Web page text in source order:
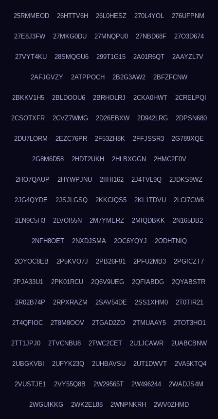
25RMMEOD 26HTTV6H 26L0HESZ 270L4YOL 276UFPNM
27E8J3FW 27MKG0DU 27MNQPU0 27NBD68F 27O3D674
27VYT4KU 28SMQGU6 299T1G15 2A01R6QT 2AAYZL7V
2AFJGVZY 2ATPPOCH 2B2G3AW2 2BFZFCNW
2BKKV1H5 2BLDOOU6 2BRHOLRJ 2CKA0HWT 2CRELPQI
2CSOTXFR 2CVZ7WMG 2D26EBXW 2D942LRG 2DPSN680
2DU7LORM 2EZC76PR 2F53ZH8K 2FFJSSR3 2G789XQE
2G8M6D58 2HDT2UKH 2HLBXGGN 2HMC2F0V
2HO7QAUP 2HYWPJNU 2IIHI162 2J4TVL9Q 2JDKS9WZ
2JG4QYDE 2JSJLGSQ 2KKCIQS5 2KL1TDVU 2LCI7CW6
2LN9C5H3 2LVOI55N 2M7YMERZ 2MIQDBKK 2N165DB2
2NFH8OET 2NXDJSMA 2OC6YQYJ 2ODHTNIQ
2OYOC8EB 2P5KVO7J 2PB26F91 2PFU2MB3 2PGICZT7
2PJA33U1 2PK01RCU 2Q6V9UEG 2QFIABDG 2QYABSTR
2R02B74P 2RPXRAZM 2SAV54DE 2SS1XHM0 2T0TIR21
2T4QFIOC 2T8M8OOV 2TGAD2ZO 2TMUAAY5 2TOT3HO1
2TT1JPJ0 2TVCNBU8 2TWC2CET 2U1JCAWR 2UABCBNW
2UBGKVBI 2UFYK23Q 2UHBAVSU 2UT1DWVT 2VA5KTQ4
2VUSTJE1 2VY55Q8B 2W29565T 2W496244 2WADJS4M
2WGUIKKG 2WK2EL88 2WNPNKRH 2WV0ZHMD